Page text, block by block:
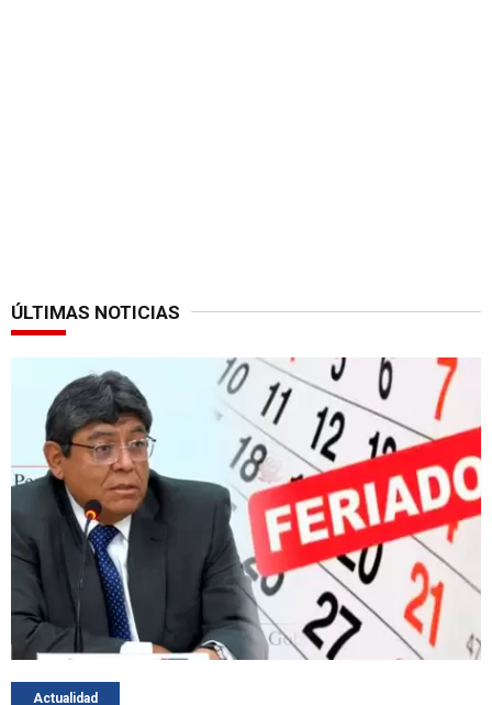
ÚLTIMAS NOTICIAS
Actualidad